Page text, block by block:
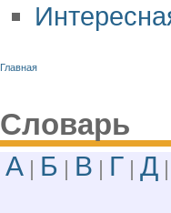
Главная
Словарь
А| Б В Г Д|